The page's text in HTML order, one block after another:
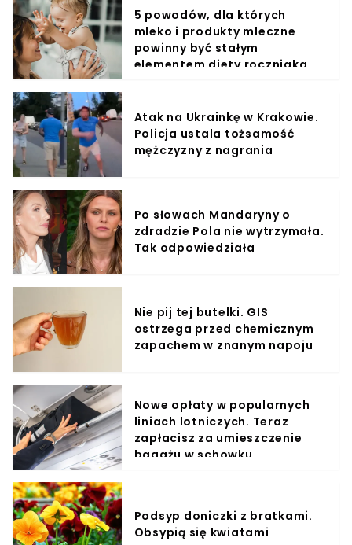
5 powodów, dla których
mleko i produkty mleczne
powinny być stałym
elementem diety roczniaka
Atak na Ukrainkę w Krakowie.
Policja ustala tożsamość
mężczyzny z nagrania
Po słowach Mandaryny o
zdradzie Pola nie wytrzymała.
Tak odpowiedziała
Nie pij tej butelki. GIS
ostrzega przed chemicznym
zapachem w znanym napoju
Nowe opłaty w popularnych
liniach lotniczych. Teraz
zapłacisz za umieszczenie
bagażu w schowku
Podsyp doniczki z bratkami.
Obsypią się kwiatami